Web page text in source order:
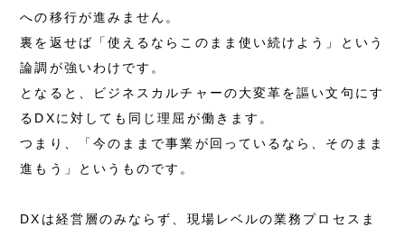
への移行が進みません。
裏を返せば「使えるならこのまま使い続けよう」という
論調が強いわけです。
となると、ビジネスカルチャーの大変革を謳い文句にす
るDXに対しても同じ理屈が働きます。
つまり、「今のままで事業が回っているなら、そのまま
進もう」というものです。
DXは経営層のみならず、現場レベルの業務プロセスま